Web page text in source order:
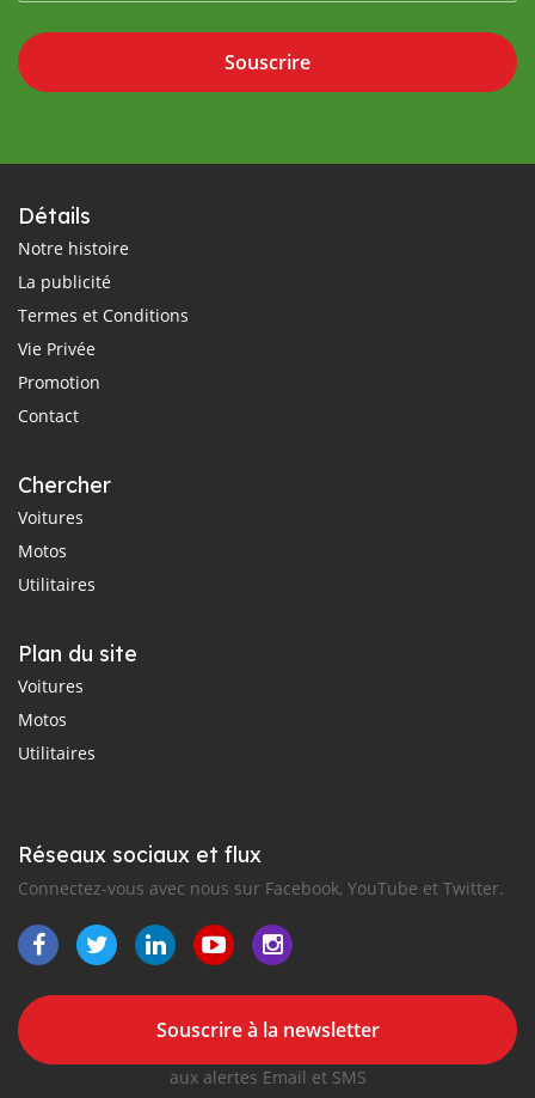
Souscrire
Détails
Notre histoire
La publicité
Termes et Conditions
Vie Privée
Promotion
Contact
Chercher
Voitures
Motos
Utilitaires
Plan du site
Voitures
Motos
Utilitaires
Réseaux sociaux et flux
Connectez-vous avec nous sur Facebook, YouTube et Twitter.
Souscrire à la newsletter
aux alertes Email et SMS